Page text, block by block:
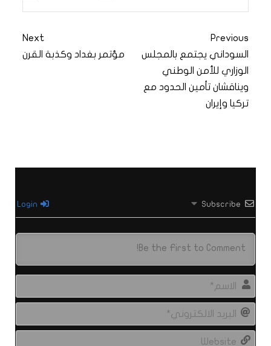
Previous
السوداني يجتمع بالمجلس
الوزاري للأمن الوطني
ويناقشان تأمين الحدود مع
تركيا وإيران
Next
مؤتمر بغداد وكذبة القرن
Subscribe